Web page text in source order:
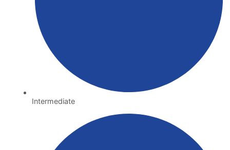
Intermediate